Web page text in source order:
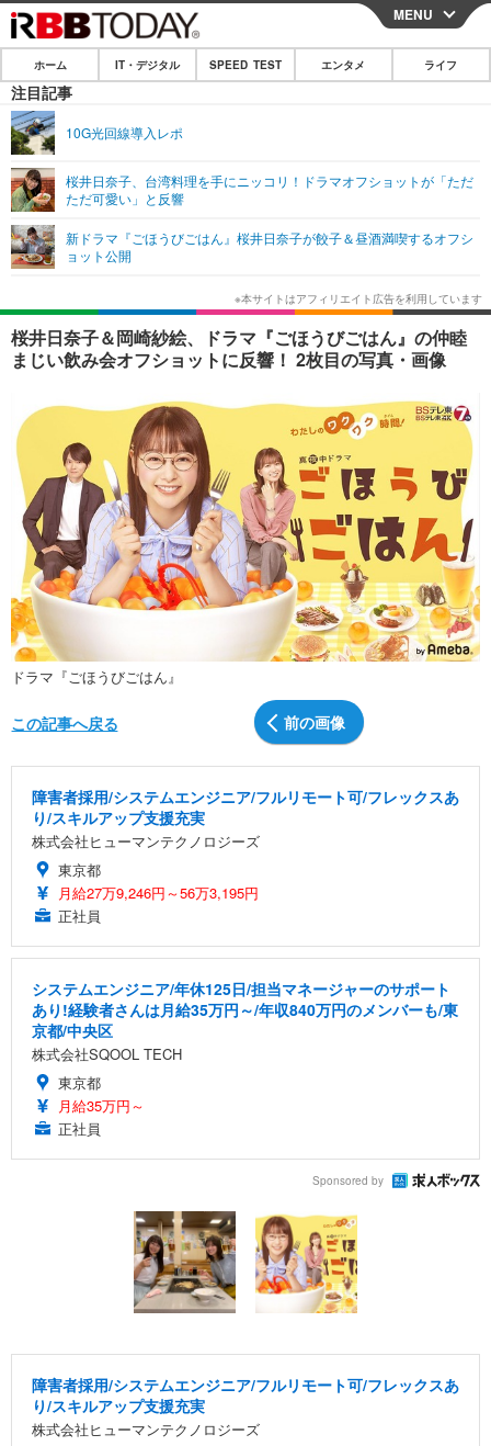
CLOSE
ホーム
IT・デジタル
ネタ
ショッピング その他
SPEED TEST
エンタメ
エンタメTOP
韓国・芸能
音楽 スポーツ
ショッピング その他
ライフ
ライフTOP グルメ
ペット ショッピング
リリース一覧
プッシュ通知の停止方法
MENU
ホーム IT・デジタル SPEED TEST エンタメ ライフ
注目記事
10G光回線導入レポ
桜井日奈子、台湾料理を手にニッコリ！ドラマオフショットが「ただ
ただ可愛い」と反響
新ドラマ『ごほうびごはん』桜井日奈子が餃子＆昼酒満喫するオフシ
ョット公開
桜井日奈子＆岡崎紗絵、ドラマ『ごほうびごはん』の仲睦
まじい飲み会オフショットに反響！ 2枚目の写真・画像
ドラマ『ごほうびごはん』
前の画像
この記事へ戻る
障害者採用/システムエンジニア/フルリモート可/フレックスあ
り/スキルアップ支援充実
株式会社ヒューマンテクノロジーズ
東京都
月給27万9,246円～56万3,195円
正社員
システムエンジニア/年休125日/担当マネージャーのサポート
あり!経験者さんは月給35万円～/年収840万円のメンバーも/東
京都/中央区
株式会社SQOOL TECH
東京都
月給35万円～
正社員
Sponsored by
障害者採用/システムエンジニア/フルリモート可/フレックスあ
り/スキルアップ支援充実
株式会社ヒューマンテクノロジーズ